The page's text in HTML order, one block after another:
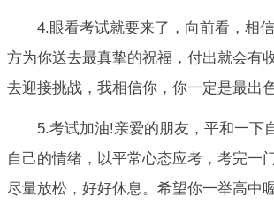
4.眼看考试就要来了，向前看，相
方为你送去最真挚的祝福，付出就会有
去迎接挑战，我相信你，你一定是最出
5.考试加油!亲爱的朋友，平和一下
自己的情绪，以平常心态应考，考完一
尽量放松，好好休息。希望你一举高中